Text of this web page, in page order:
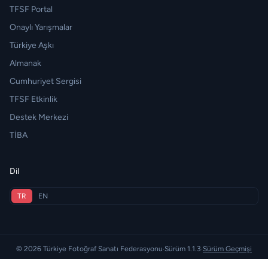
TFSF Portal
Onaylı Yarışmalar
Türkiye Aşkı
Almanak
Cumhuriyet Sergisi
TFSF Etkinlik
Destek Merkezi
TİBA
Dil
TR EN
© 2026 Türkiye Fotoğraf Sanatı Federasyonu·Sürüm 1.1.3·Sürüm Geçmişi